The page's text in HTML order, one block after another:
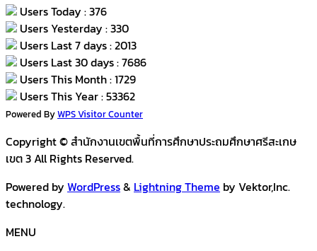
Users Today : 376
Users Yesterday : 330
Users Last 7 days : 2013
Users Last 30 days : 7686
Users This Month : 1729
Users This Year : 53362
Powered ByWPS Visitor Counter
Copyright © สำนักงานเขตพื้นที่การศึกษาประถมศึกษาศรีสะเกษ
เขต 3 All Rights Reserved.
Powered by WordPress& Lightning Theme by Vektor,Inc.
technology.
MENU